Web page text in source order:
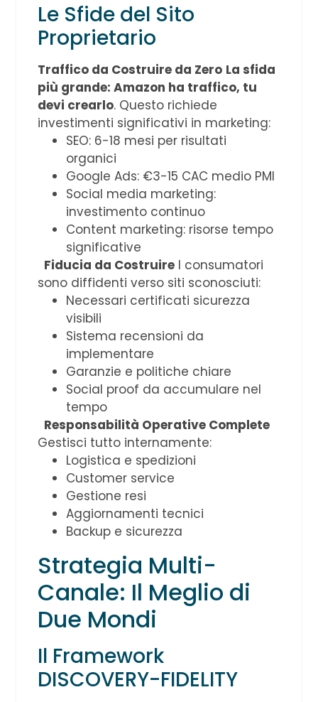
Le Sfide del Sito
Proprietario
Traffico da Costruire da Zero La sfida
più grande: Amazon ha traffico, tu
devi crearlo. Questo richiede
investimenti significativi in marketing:
SEO: 6-18 mesi per risultati
organici
Google Ads: €3-15 CAC medio PMI
Social media marketing:
investimento continuo
Content marketing: risorse tempo
significative
Fiducia da Costruire I consumatori
sono diffidenti verso siti sconosciuti:
Necessari certificati sicurezza
visibili
Sistema recensioni da
implementare
Garanzie e politiche chiare
Social proof da accumulare nel
tempo
Responsabilità Operative Complete
Gestisci tutto internamente:
Logistica e spedizioni
Customer service
Gestione resi
Aggiornamenti tecnici
Backup e sicurezza
Strategia Multi-
Canale: Il Meglio di
Due Mondi
Il Framework
DISCOVERY-FIDELITY